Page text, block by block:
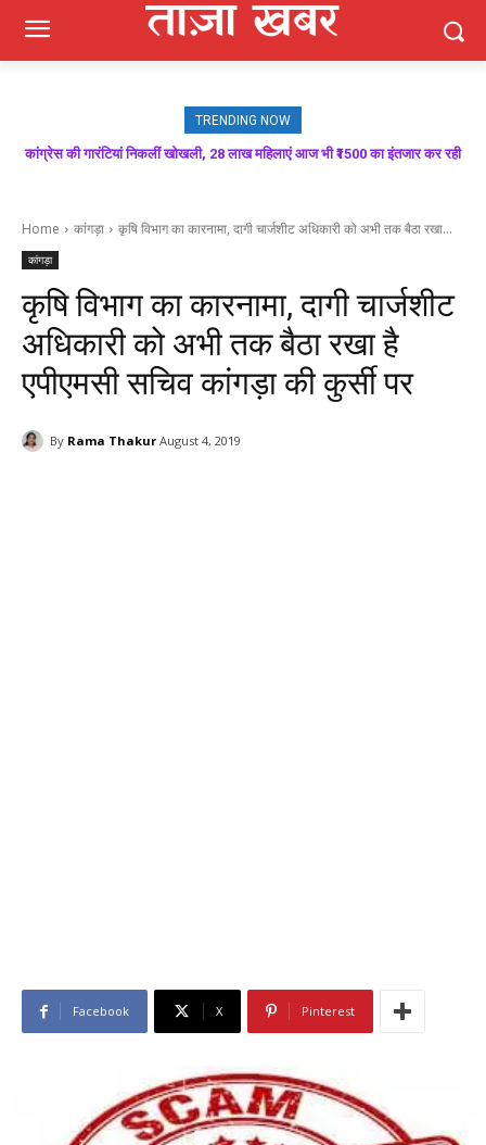
TRENDING NOW
कांग्रेस की गारंटियां निकलीं खोखली, 28 लाख महिलाएं आज भी ₹1500 का इंतजार कर रही
रोशन लाल चेयरमैन एवं जीत राम वाइस चेयरमैन निर्वाचित, जनता ने लोकतंत्र पर लगाई मुहर :
Home कांगड़ा कृषि विभाग का कारनामा, दागी चार्जशीट अधिकारी को अभी तक बैठा रखा...
कांगड़ा
कृषि विभाग का कारनामा, दागी चार्जशीट
अधिकारी को अभी तक बैठा रखा है
एपीएमसी सचिव कांगड़ा की कुर्सी पर
By Rama Thakur August 4, 2019
Facebook X Pinterest